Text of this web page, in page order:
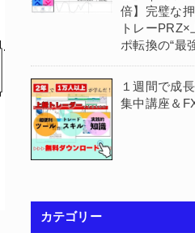
倍】完璧な
トレー
ポ転換の“最
１週間で成
集中講座＆
カテゴリー